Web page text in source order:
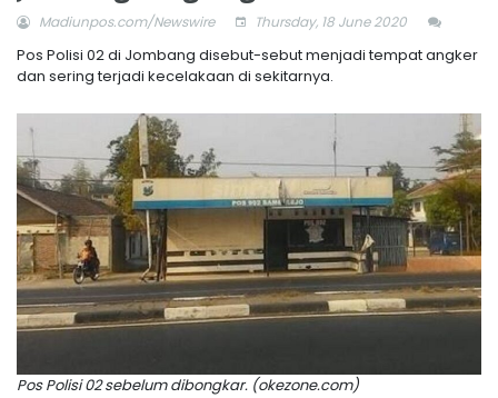
Madiunpos.com/Newswire Thursday, 18 June 2020
Pos Polisi 02 di Jombang disebut-sebut menjadi tempat angker
dan sering terjadi kecelakaan di sekitarnya.
Pos Polisi 02 sebelum dibongkar. (okezone.com)